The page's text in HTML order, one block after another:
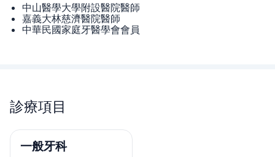
中山醫學大學附設醫院醫師
嘉義大林慈濟醫院醫師
中華民國家庭牙醫學會會員
診療項目
一般牙科